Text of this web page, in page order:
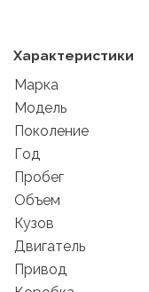
Характеристики
Марка
Модель
Поколение
Год
Пробег
Объем
Кузов
Двигатель
Привод